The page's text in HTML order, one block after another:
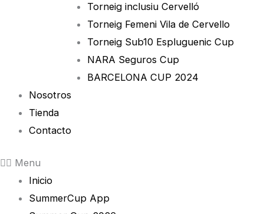
Torneig inclusiu Cervelló
Torneig Femeni Vila de Cervello
Torneig Sub10 Espluguenic Cup
NARA Seguros Cup
BARCELONA CUP 2024
Nosotros
Tienda
Contacto
Menu
Inicio
SummerCup App